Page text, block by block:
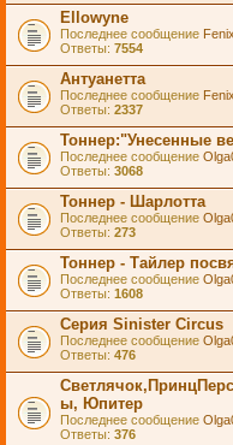
Ellowyne
Последнее сообщение Fenix
Ответы: 7554
Антуанетта
Последнее сообщение Fenix
Ответы: 2337
Тоннер:"Унесенные
Последнее сообщение
Ответы: 3068
Тоннер - Шарлотта
Последнее сообщение
Ответы: 273
Тоннер - Тайлер
Последнее сообщение
Ответы: 1608
Серия Sinister Circus
Последнее сообщение
Ответы: 476
ы, Юпитер
Последнее сообщение
Ответы: 376